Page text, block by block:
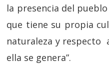
la presencia del
que tiene su propia
naturaleza y respecto
ella se genera”.